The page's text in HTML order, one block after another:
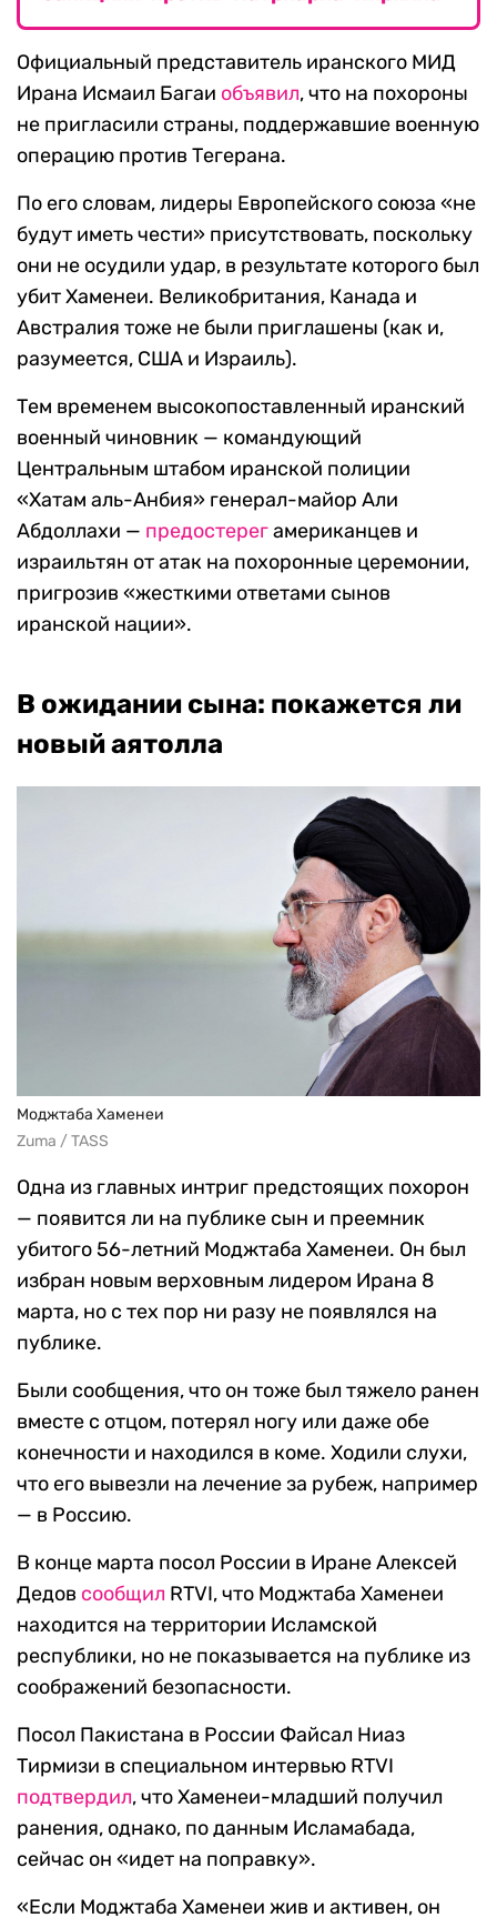
Официальный представитель иранского МИД
Ирана Исмаил Багаи объявил, что на похороны
не пригласили страны, поддержавшие военную
операцию против Тегерана.
По его словам, лидеры Европейского союза «не
будут иметь чести» присутствовать, поскольку
они не осудили удар, в результате которого был
убит Хаменеи. Великобритания, Канада и
Австралия тоже не были приглашены (как и,
разумеется, США и Израиль).
Тем временем высокопоставленный иранский
военный чиновник — командующий
Центральным штабом иранской полиции
«Хатам аль-Анбия» генерал-майор Али
Абдоллахи — предостерегамериканцев и
израильтян от атак на похоронные церемонии,
пригрозив «жесткими ответами сынов
иранской нации».
В ожидании сына: покажется ли
новый аятолла
Моджтаба Хаменеи
Zuma / TASS
Одна из главных интриг предстоящих похорон
— появится ли на публике сын и преемник
убитого 56-летний Моджтаба Хаменеи. Он был
избран новым верховным лидером Ирана 8
марта, но с тех пор ни разу не появлялся на
публике.
Были сообщения, что он тоже был тяжело ранен
вместе с отцом, потерял ногу или даже обе
конечности и находился в коме. Ходили слухи,
что его вывезли на лечение за рубеж, например
— в Россию.
В конце марта посол России в Иране Алексей
Дедов сообщил RTVI, что Моджтаба Хаменеи
находится на территории Исламской
республики, но не показывается на публике из
соображений безопасности.
Посол Пакистана в России Файсал Ниаз
Тирмизи в специальном интервью RTVI
подтвердил, что Хаменеи-младший получил
ранения, однако, по данным Исламабада,
сейчас он «идет на поправку».
«Если Моджтаба Хаменеи жив и активен, он